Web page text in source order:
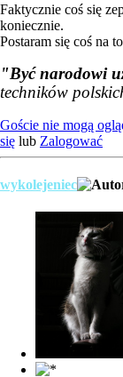
Faktycznie coś się
koniecznie.
Postaram się coś na
"Być narodowi
techników
Goście nie mogą
się lub Zalogować
wykolejeniec